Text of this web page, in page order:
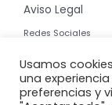
Aviso Legal
Redes Sociales
Usamos
una
preferencias y